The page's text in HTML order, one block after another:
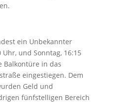
ein Unbekannter
und Sonntag, 16:15
Balkontüre in das
eingestiegen. Dem
Geld und
fünfstelligen Bereich